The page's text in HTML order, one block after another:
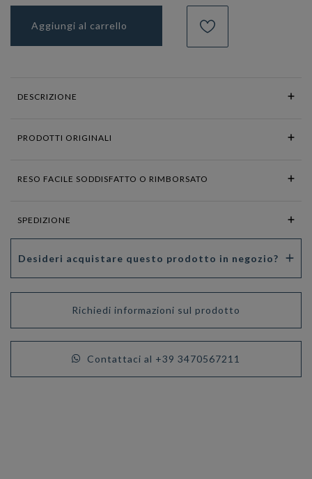
Aggiungi al carrello
DESCRIZIONE
PRODOTTI ORIGINALI
RESO FACILE SODDISFATTO O RIMBORSATO
SPEDIZIONE
Desideri acquistare questo prodotto in negozio?
Richiedi informazioni sul prodotto
Contattaci al +39 3470567211